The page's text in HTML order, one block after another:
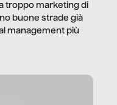
troppo marketing di
buone strade già
management più